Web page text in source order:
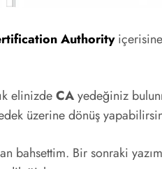
Authority
elinizdeCAyedeğiniz
üzerine dönüş
bahsettim. Bir sonraki